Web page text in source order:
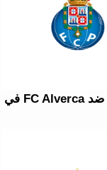
2026-08-09 القمة المرتقبة بين FC Porto ضد FC Alverca في